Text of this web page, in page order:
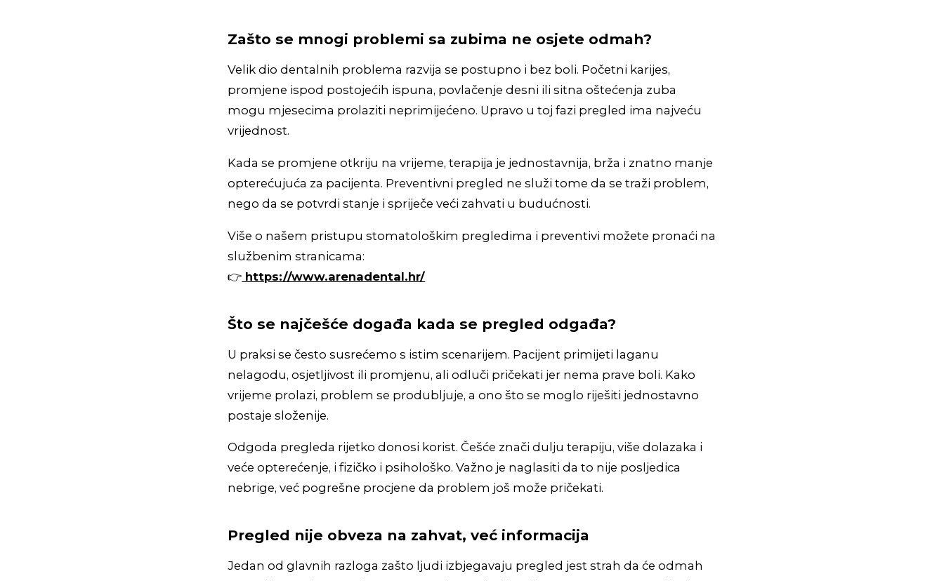
Zašto se mnogi problemi sa zubima ne osjete odmah?
Velik dio dentalnih problema razvija se postupno i bez boli. Početni karijes,
promjene ispod postojećih ispuna, povlačenje desni ili sitna oštećenja zuba
mogu mjesecima prolaziti neprimijećeno. Upravo u toj fazi pregled ima najveću
vrijednost.
Kada se promjene otkriju na vrijeme, terapija je jednostavnija, brža i znatno manje
opterećujuća za pacijenta. Preventivni pregled ne služi tome da se traži problem,
nego da se potvrdi stanje i spriječe veći zahvati u budućnosti.
Više o našem pristupu stomatološkim pregledima i preventivi možete pronaći na
službenim stranicama:
👉 https://www.arenadental.hr/
Što se najčešće događa kada se pregled odgađa?
U praksi se često susrećemo s istim scenarijem. Pacijent primijeti laganu
nelagodu, osjetljivost ili promjenu, ali odluči pričekati jer nema prave boli. Kako
vrijeme prolazi, problem se produbljuje, a ono što se moglo riješiti jednostavno
postaje složenije.
Odgoda pregleda rijetko donosi korist. Češće znači dulju terapiju, više dolazaka i
veće opterećenje, i fizičko i psihološko. Važno je naglasiti da to nije posljedica
nebrige, već pogrešne procjene da problem još može pričekati.
Pregled nije obveza na zahvat, već informacija
Jedan od glavnih razloga zašto ljudi izbjegavaju pregled jest strah da će odmah